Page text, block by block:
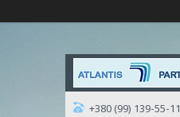
+380 (99) 139-55-11